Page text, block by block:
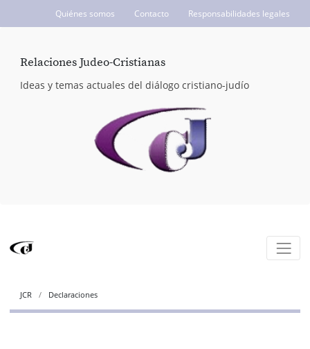
Quiénes somos Contacto Responsabilidades legales
Relaciones Judeo-Cristianas
Ideas y temas actuales del diálogo cristiano-judío
JCR Declaraciones